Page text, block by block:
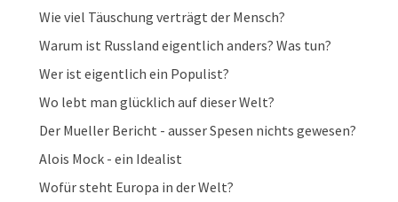
Wie viel Täuschung verträgt der Mensch?
Warum ist Russland eigentlich anders? Was tun?
Wer ist eigentlich ein Populist?
Wo lebt man glücklich auf dieser Welt?
Der Mueller Bericht - ausser Spesen nichts gewesen?
Alois Mock - ein Idealist
Wofür steht Europa in der Welt?